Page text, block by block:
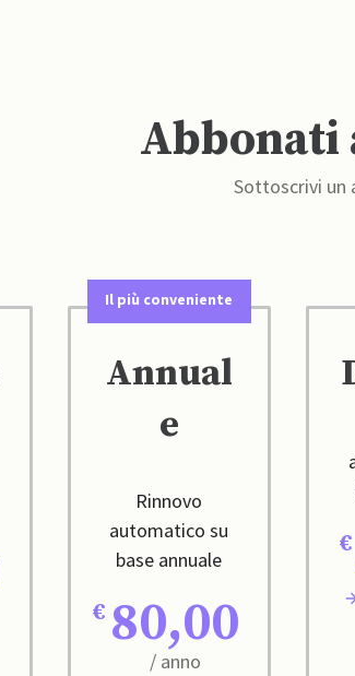
Abbonati
Sottoscrivi un
Il più conveniente
Annual
e
Rinnovo
automatico su
base annuale
80,00
/ anno